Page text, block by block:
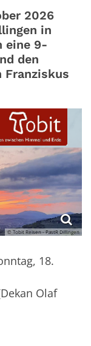
2026
in
eine 9-
den
Franziskus
© Tobit Reisen - PastR Dillingen
18.
Olaf